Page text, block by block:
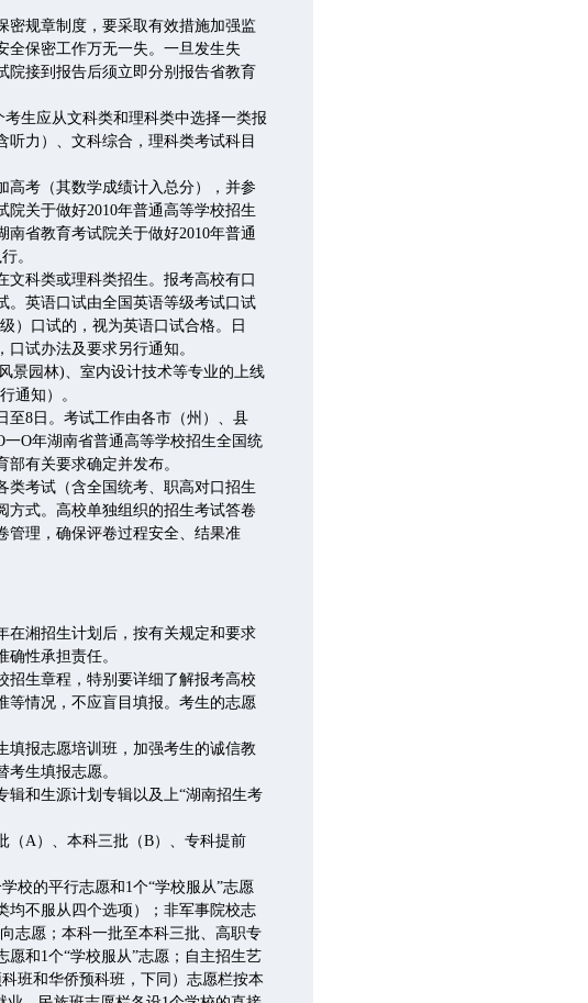
规章制度，要采取有效措施加强监
全保密工作万无一失。一旦发生失
院接到报告后须立即分别报告省教育
生应从文科类和理科类中选择一类报
力）、文科综合，理科类考试科目
考（其数学成绩计入总分），并参
关于做好2010年普通高等学校招生
省教育考试院关于做好2010年普通
。
科类或理科类招生。报考高校有口
。英语口试由全国英语等级考试口试
）口试的，视为英语口试合格。日
试办法及要求另行通知。
园林)、室内设计技术等专业的上线
通知）。
8日。考试工作由各市（州）、县
O年湖南省普通高等学校招生全国统
有关要求确定并发布。
考试（含全国统考、职高对口招生
方式。高校单独组织的招生考试答卷
管理，确保评卷过程安全、结果准
湘招生计划后，按有关规定和要求
性承担责任。
生章程，特别要详细了解报考高校
等情况，不应盲目填报。考生的志愿
报志愿培训班，加强考生的诚信教
生填报志愿。
和生源计划专辑以及上“湖南招生考
A）、本科三批（B）、专科提前
的平行志愿和1个“学校服从”志愿
均不服从四个选项）；非军事院校志
志愿；本科一批至本科三批、高职专
和1个“学校服从”志愿；自主招生艺
班和华侨预科班，下同）志愿栏按本